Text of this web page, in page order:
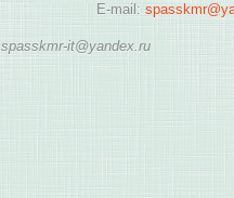
E-mail:
spasskmr-it@yandex.ru